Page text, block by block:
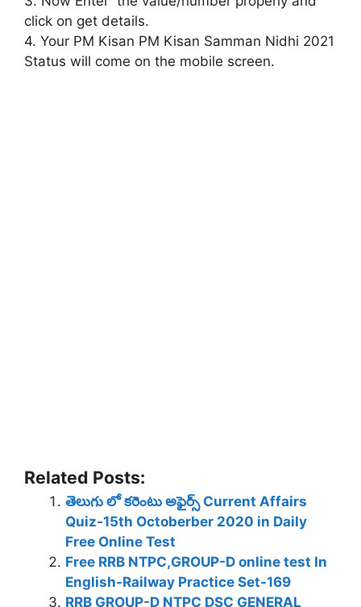
click on get details.
4. Your PM Kisan PM Kisan Samman Nidhi 2021
Status will come on the mobile screen.
Related Posts:
తెలుగు లో కరెంటు అఫైర్స్ Current Affairs
Quiz-15th Octoberber 2020 in Daily
Free Online Test
Free RRB NTPC,GROUP-D online test In
English-Railway Practice Set-169
RRB GROUP-D NTPC DSC GENERAL